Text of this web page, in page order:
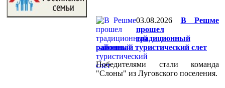
03.08.2026
В Решме
прошел
традиционный
районный туристический слет
Победителями стали команда
"Слоны" из Луговского поселения.